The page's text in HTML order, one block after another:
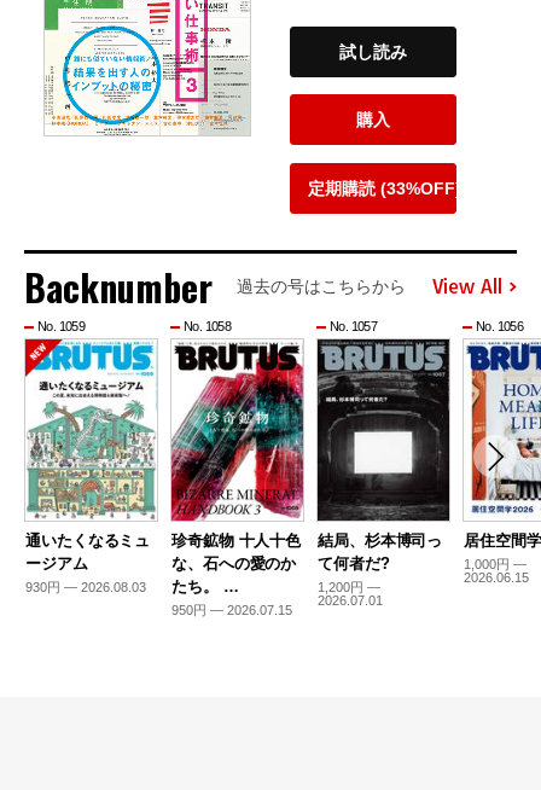
試し読み
購入
定期購読 (33%OFF)
Backnumber 過去の号はこちらから View All
No. 1059
通いたくなるミュ
ージアム
930円 — 2026.08.03
No. 1058
珍奇鉱物 十人十色
な、石への愛のか
たち。 …
950円 — 2026.07.15
No. 1057
結局、杉本博司っ
て何者だ?
1,200円 —
2026.07.01
No. 1056
居住空間
1,000円 —
2026.06.15